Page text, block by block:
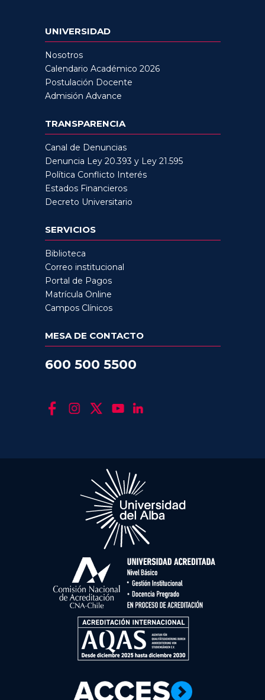
UNIVERSIDAD
Nosotros
Calendario Académico 2026
Postulación Docente
Admisión Advance
TRANSPARENCIA
Canal de Denuncias
Denuncia Ley 20.393 y Ley 21.595
Política Conflicto Interés
Estados Financieros
Decreto Universitario
SERVICIOS
Biblioteca
Correo institucional
Portal de Pagos
Matrícula Online
Campos Clínicos
MESA DE CONTACTO
600 500 5500